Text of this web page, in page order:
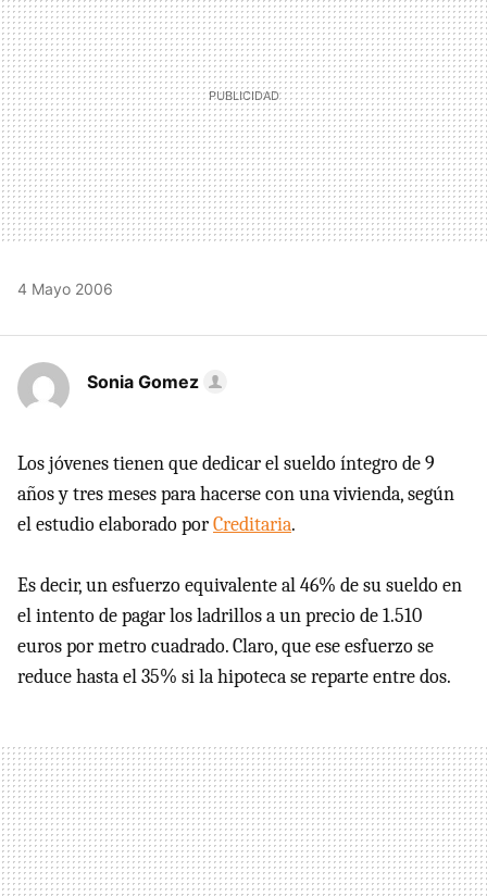
4 Mayo 2006
Sonia Gomez
Los jóvenes tienen que dedicar el sueldo íntegro de 9
años y tres meses para hacerse con una vivienda, según
el estudio elaborado porCreditaria.
Es decir, un esfuerzo equivalente al 46% de su sueldo en
el intento de pagar los ladrillos a un precio de 1.510
euros por metro cuadrado. Claro, que ese esfuerzo se
reduce hasta el 35% si la hipoteca se reparte entre dos.